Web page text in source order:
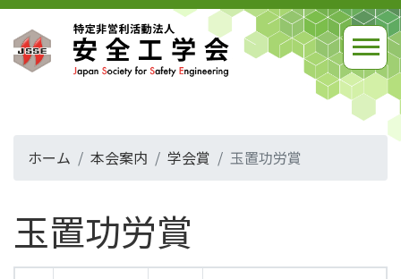
ホーム 本会案内 学会賞 玉置功労賞
玉置功労賞